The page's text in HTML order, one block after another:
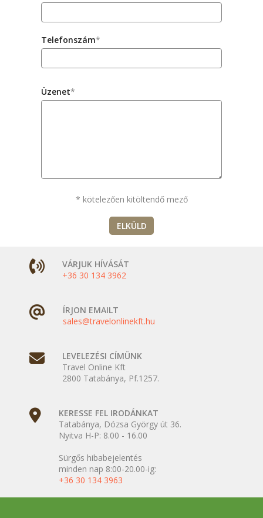
Telefonszám*
Üzenet*
* kötelezően kitöltendő mező
ELKÜLD
VÁRJUK HÍVÁSÁT
+36 30 134 3962
ÍRJON EMAILT
sales@travelonlinekft.hu
LEVELEZÉSI CÍMÜNK
Travel Online Kft
2800 Tatabánya, Pf.1257.
KERESSE FEL IRODÁNKAT
Tatabánya, Dózsa György út 36.
Nyitva H-P: 8.00 - 16.00
Sürgős hibabejelentés
minden nap 8:00-20.00-ig:
+36 30 134 3963